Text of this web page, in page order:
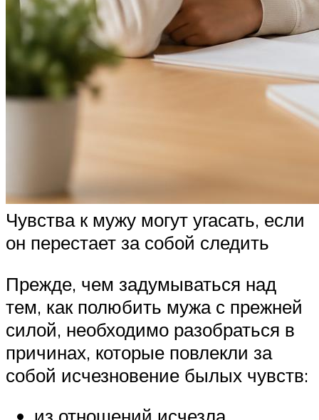
Чувства к мужу могут угасать, если
он перестает за собой следить
Прежде, чем задумываться над
тем, как полюбить мужа с прежней
силой, необходимо разобраться в
причинах, которые повлекли за
собой исчезновение былых чувств: